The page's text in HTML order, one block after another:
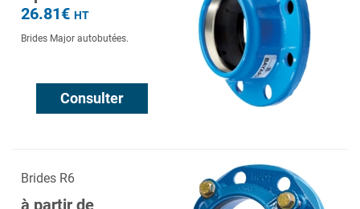
26.81€ HT
Brides Major autobutées.
Consulter
Brides R6
à partir de